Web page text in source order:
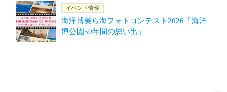
イベント情報
海洋博美ら海フォトコンテスト2026「海洋
博公園50年間の思い出」